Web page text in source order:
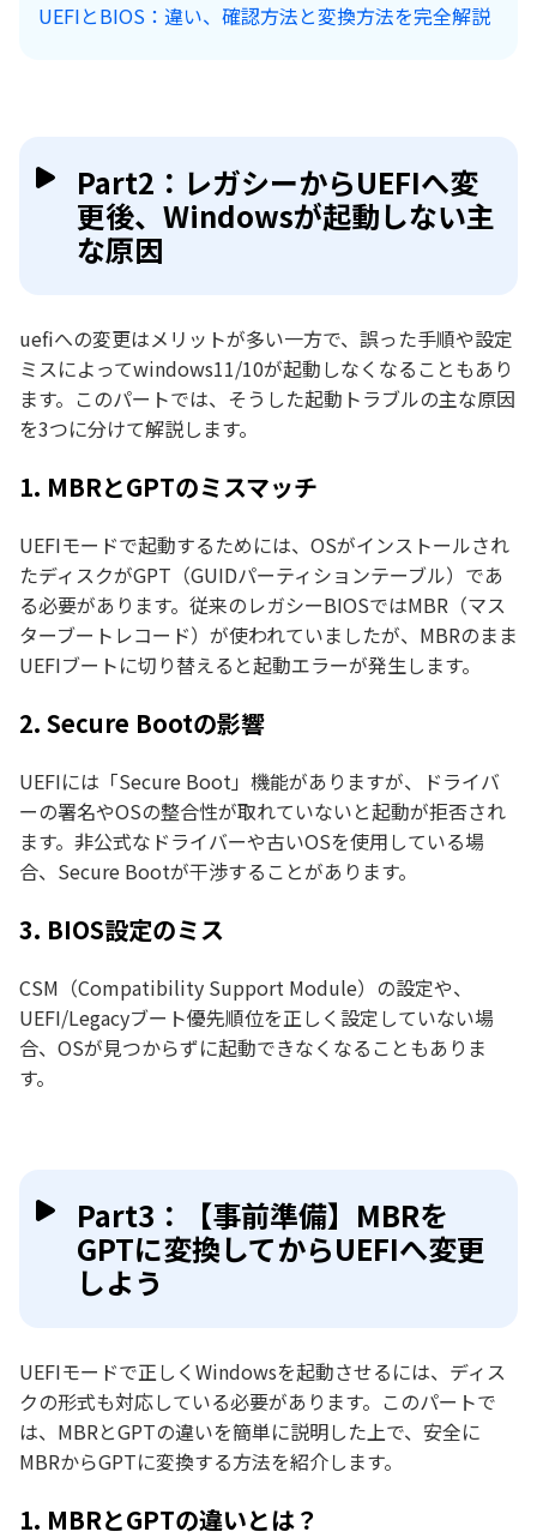
UEFIとBIOS：違い、確認方法と変換方法を完全解説
Part2：レガシーからUEFIへ変
更後、Windowsが起動しない主
な原因
uefiへの変更はメリットが多い一方で、誤った手順や設定
ミスによってwindows11/10が起動しなくなることもあり
ます。このパートでは、そうした起動トラブルの主な原因
を3つに分けて解説します。
1. MBRとGPTのミスマッチ
UEFIモードで起動するためには、OSがインストールされ
たディスクがGPT（GUIDパーティションテーブル）であ
る必要があります。従来のレガシーBIOSではMBR（マス
ターブートレコード）が使われていましたが、MBRのまま
UEFIブートに切り替えると起動エラーが発生します。
2. Secure Bootの影響
UEFIには「Secure Boot」機能がありますが、ドライバ
ーの署名やOSの整合性が取れていないと起動が拒否され
ます。非公式なドライバーや古いOSを使用している場
合、Secure Bootが干渉することがあります。
3. BIOS設定のミス
CSM（Compatibility Support Module）の設定や、
UEFI/Legacyブート優先順位を正しく設定していない場
合、OSが見つからずに起動できなくなることもありま
す。
Part3：【事前準備】MBRを
GPTに変換してからUEFIへ変更
しよう
UEFIモードで正しくWindowsを起動させるには、ディス
クの形式も対応している必要があります。このパートで
は、MBRとGPTの違いを簡単に説明した上で、安全に
MBRからGPTに変換する方法を紹介します。
1. MBRとGPTの違いとは？